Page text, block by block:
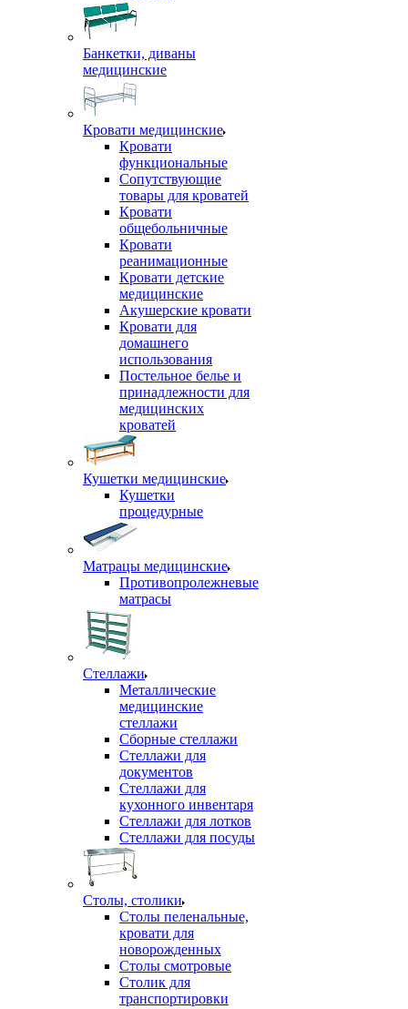
Банкетки, диваны
медицинские
Кровати медицинские
Кровати
функциональные
Сопутствующие
товары для кроватей
Кровати
общебольничные
Кровати
реанимационные
Кровати детские
медицинские
Акушерские кровати
Кровати для
домашнего
использования
Постельное белье и
принадлежности для
медицинских
кроватей
Кушетки медицинские
Кушетки
процедурные
Матрацы медицинские
Противопролежневые
матрасы
Стеллажи
Металлические
медицинские
стеллажи
Сборные стеллажи
Стеллажи для
документов
Стеллажи для
кухонного инвентаря
Стеллажи для лотков
Стеллажи для посуды
Столы, столики
Столы пеленальные,
кровати для
новорожденных
Столы смотровые
Столик для
транспортировки